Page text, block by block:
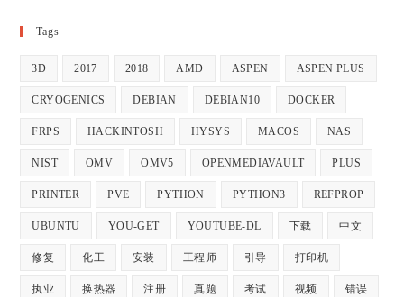
Tags
3D 2017 2018 AMD ASPEN ASPEN PLUS
CRYOGENICS DEBIAN DEBIAN10 DOCKER
FRPS HACKINTOSH HYSYS MACOS NAS
NIST OMV OMV5 OPENMEDIAVAULT PLUS
PRINTER PVE PYTHON PYTHON3 REFPROP
UBUNTU YOU-GET YOUTUBE-DL 下载 中文
修复 化工 安装 工程师 引导 打印机
执业 换热器 注册 真题 考试 视频 错误